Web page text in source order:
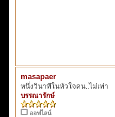
masapaer
หนึ่งวินาทีในหัวใจคน..ไม่เท่า
บรรณารักษ์
ออฟไลน์